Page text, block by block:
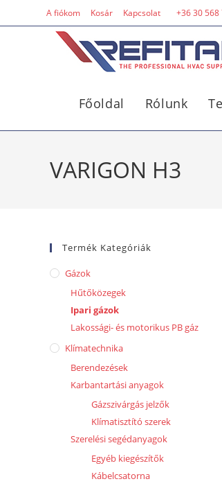
A fiókom Kosár Kapcsolat +36 30 568
Főoldal Rólunk
VARIGON H3
Termék Kategóriák
Gázok
Hűtőközegek
Ipari gázok
Lakossági- és motorikus PB gáz
Klímatechnika
Berendezések
Karbantartási anyagok
Gázszivárgás jelzők
Klímatisztító szerek
Szerelési segédanyagok
Egyéb kiegészítők
Kábelcsatorna